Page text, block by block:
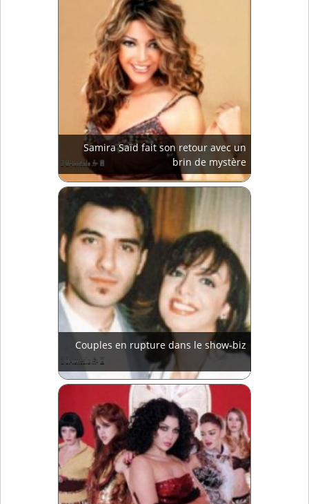
Samira Saïd fait son retour avec un
brin de mystère
Couples en rupture dans le show-biz